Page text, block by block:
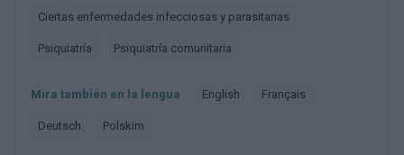
Ciertas enfermedades infecciosas y parasitarias
Psiquiatría Psiquiatría comunitaria
Mira también en la lengua english français
deutsch polskim